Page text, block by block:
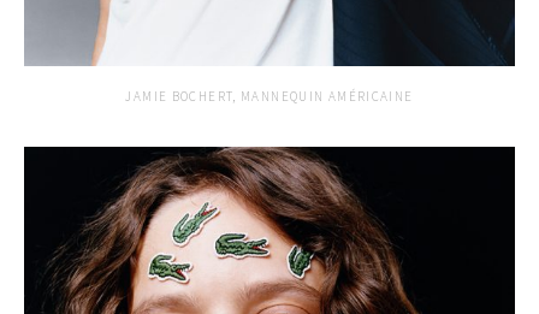
JAMIE BOCHERT, MANNEQUIN AMÉRICAINE